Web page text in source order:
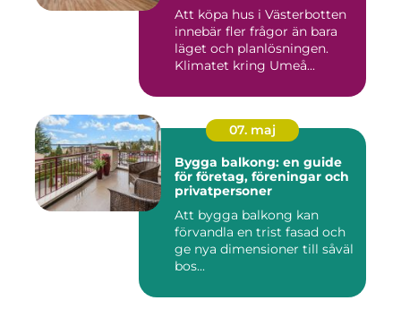
Att köpa hus i Västerbotten
innebär fler frågor än bara
läget och planlösningen.
Klimatet kring Umeå...
07. maj
Bygga balkong: en guide
för företag, föreningar och
privatpersoner
Att bygga balkong kan
förvandla en trist fasad och
ge nya dimensioner till såväl
bos...